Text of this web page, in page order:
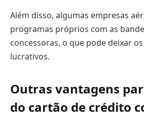
Além disso, algumas empresas
programas próprios com as
concessoras, o que pode deixar
lucrativos.
Outras vantagens
do cartão de crédito